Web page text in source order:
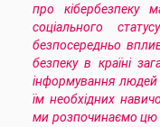
про кібербезпеку
соціального
безпосередньо
безпеку в країні
інформування людей
їм необхідних
ми розпочинаємо цю